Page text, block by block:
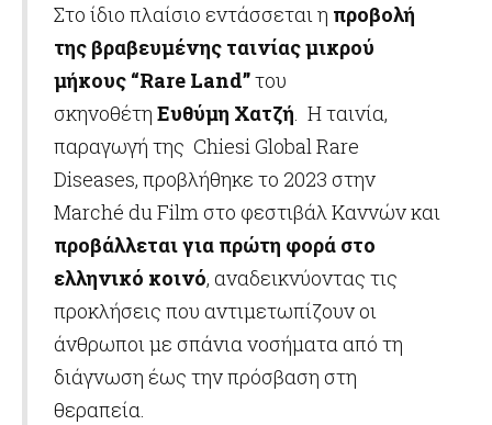
Στο ίδιο πλαίσιο εντάσσεται η προβολή
της βραβευμένης ταινίας μικρού
μήκους “Rare Land”του
σκηνοθέτη Ευθύμη Χατζή. Η ταινία,
παραγωγή της Chiesi Global Rare
Diseases, προβλήθηκε το 2023 στην
Marché du Film στο φεστιβάλ Καννών και
προβάλλεται για πρώτη φορά στο
ελληνικό κοινό, αναδεικνύοντας τις
προκλήσεις που αντιμετωπίζουν οι
άνθρωποι με σπάνια νοσήματα από τη
διάγνωση έως την πρόσβαση στη
θεραπεία.